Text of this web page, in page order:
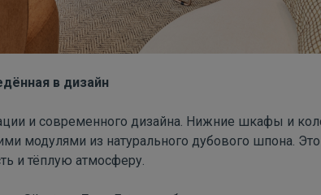
в дизайн
и современного дизайна. Нижние шкафы и
модулями из натурального дубового шпона. Это
и тёплую атмосферу.